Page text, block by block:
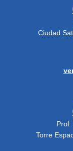
Ciudad
Prol.
Torre